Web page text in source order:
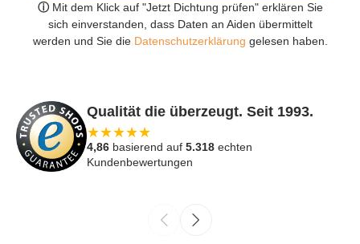
ⓘ Mit dem Klick auf "Jetzt Dichtung prüfen" erklären Sie
sich einverstanden, dass Daten an Aiden übermittelt
werden und Sie dieDatenschutzerklärung gelesen haben.
Qualität die überzeugt. Seit 1993.
★★★★★
4,86 basierend auf 5.318 echten
Kundenbewertungen